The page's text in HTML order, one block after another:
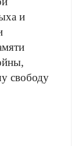
и
свободу